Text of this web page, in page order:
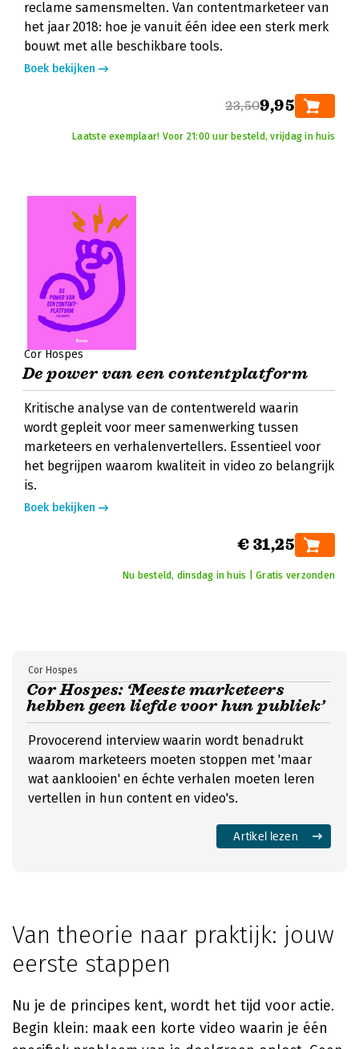
reclame samensmelten. Van contentmarketeer van
het jaar 2018: hoe je vanuit één idee een sterk merk
bouwt met alle beschikbare tools.
Boek bekijken
23,509,95
Laatste exemplaar! Voor 21:00 uur besteld, vrijdag in huis
Cor Hospes
De power van een contentplatform
Kritische analyse van de contentwereld waarin
wordt gepleit voor meer samenwerking tussen
marketeers en verhalenvertellers. Essentieel voor
het begrijpen waarom kwaliteit in video zo belangrijk
is.
Boek bekijken
€ 31,25
Nu besteld, dinsdag in huis | Gratis verzonden
Cor Hospes: ‘Meeste marketeers
hebben geen liefde voor hun publiek’
Cor Hospes
Provocerend interview waarin wordt benadrukt
waarom marketeers moeten stoppen met 'maar
wat aanklooien' en échte verhalen moeten leren
vertellen in hun content en video's.
Artikel lezen
Van theorie naar praktijk: jouw
eerste stappen
Nu je de principes kent, wordt het tijd voor actie.
Begin klein: maak een korte video waarin je één